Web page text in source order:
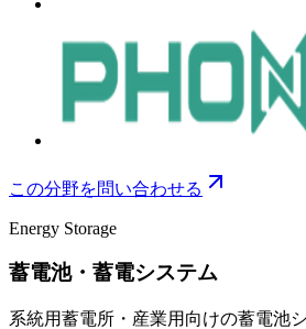
この分野を問い合わせる
Energy Storage
蓄電池・蓄電システム
系統用蓄電所・産業用向けの蓄電池